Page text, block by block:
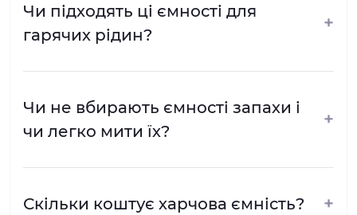
Чи підходять ці ємності для
гарячих рідин?
+
Чи не вбирають ємності запахи і
чи легко мити їх?
+
Скільки коштує харчова ємність? +